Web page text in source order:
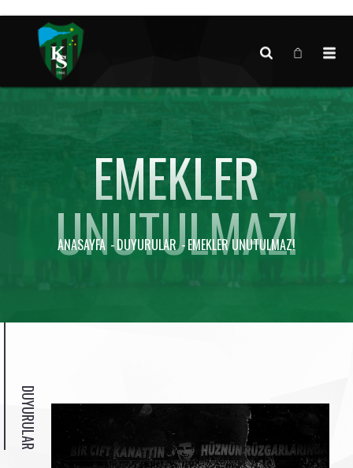
EMEKLER
UNUTULMAZ!
ANASAYFA DUYURULAR EMEKLER UNUTULMAZ!
DUYURULAR